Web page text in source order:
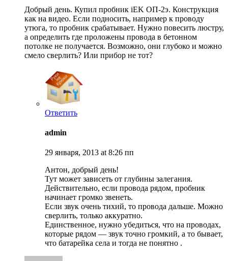
Добрый день. Купил пробник iEK ОП-2э. Конструкция
как на видео. Если подносить, например к проводу
утюга, то пробник срабатывает. Нужно повесить люстру,
а определить где проложены провода в бетонном
потолке не получается. Возможно, они глубоко и можно
смело сверлить? Или прибор не тот?
Ответить
admin
29 января, 2013 at 8:26 пп
Антон, добрый день!
Тут может зависеть от глубины залегания.
Действительно, если провода рядом, пробник
начинает громко звенеть.
Если звук очень тихий, то провода дальше. Можно
сверлить, только аккуратно.
Единственное, нужно убедиться, что на проводах,
которые рядом — звук точно громкий, а то бывает,
что батарейка села и тогда не понятно .